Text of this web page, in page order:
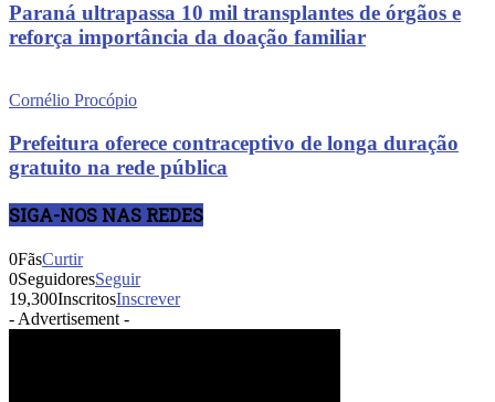
Paraná ultrapassa 10 mil transplantes de órgãos e
reforça importância da doação familiar
Cornélio Procópio
Prefeitura oferece contraceptivo de longa duração
gratuito na rede pública
SIGA-NOS NAS REDES
0FãsCurtir
0SeguidoresSeguir
19,300InscritosInscrever
- Advertisement -